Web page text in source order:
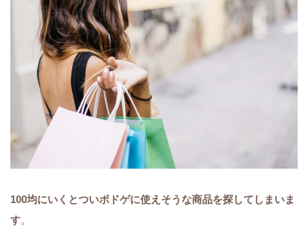
100均にいくとついボドゲに使えそうな商品を探してしまいま
す。